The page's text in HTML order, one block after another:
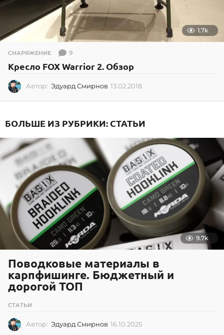
1.7k
СНАРЯЖЕНИЕ 9
Кресло FOX Warrior 2. Обзор
Автор: Эдуард Смирнов 13.02.2018
2
2
0
1
8
БОЛЬШЕ ИЗ РУБРИКИ: СТАТЬИ
9.7k
Поводковые материалы в
карпфишинге. Бюджетный и
дорогой ТОП
СТАТЬИ
Автор: Эдуард Смирнов 16.10.2025